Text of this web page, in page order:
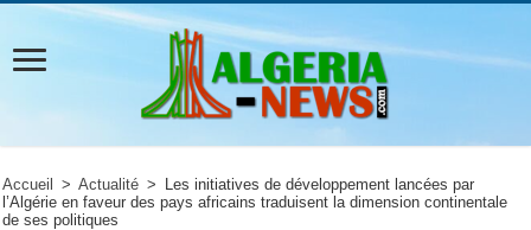
Accueil > Actualité >
Les initiatives de développement lancées par
l’Algérie en faveur des pays africains traduisent la dimension continentale
de ses politiques